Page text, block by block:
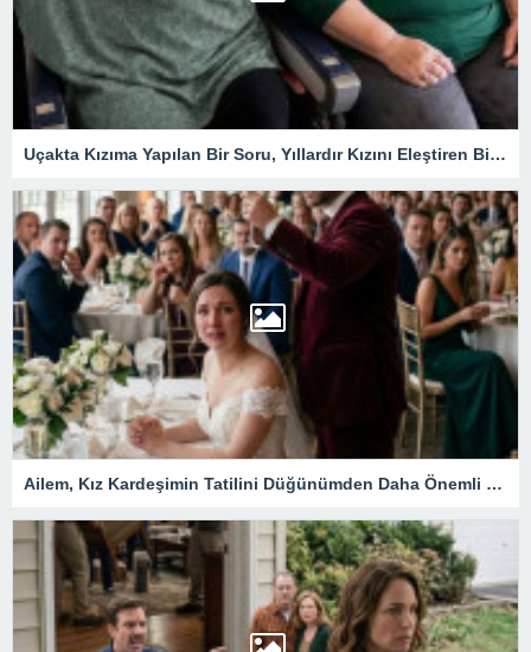
Uçakta Kızıma Yapılan Bir Soru, Yıllardır Kızını Eleştiren Bir Annenin Hayatını Değiştirdi
Ailem, Kız Kardeşimin Tatilini Düğünümden Daha Önemli Gördü… Ama Eşimin Düğün Konuşması 200 Davetlinin Önünde Herkesi Sessizliğe Gömdü